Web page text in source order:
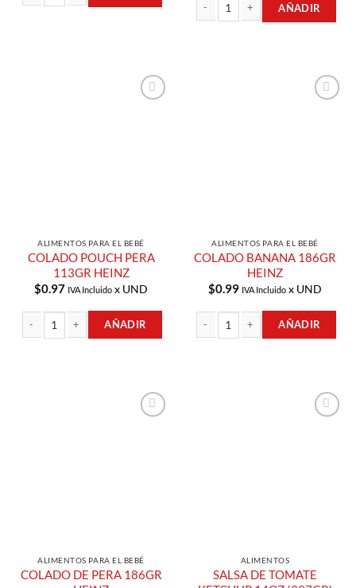
COLADO POUCH MANZANA 113GR HEINZ cantidad AÑADIR
ALIMENTOS PARA EL BEBÉ
COLADO POUCH PERA
113GR HEINZ
$0.97 IVA Incluido x UND
AÑADIR
ALIMENTOS PARA EL BEBÉ
COLADO BANANA 186GR
HEINZ
$0.99 IVA Incluido x UND
AÑADIR
ALIMENTOS PARA EL BEBÉ
COLADO DE PERA 186GR
ALIMENTOS
SALSA DE TOMATE